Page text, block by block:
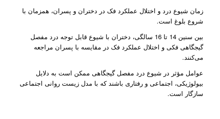
زمان شیوع درد و اختلال عملکرد فک در دختران و پسران، همزمان با
شروع بلوغ است.
بین سنین 14 تا 16 سالگی، دختران با شیوع قابل توجه درد مفصل
گیجگاهی فکی و اختلال عملکرد فک در مقایسه با پسران مراجعه
می‌کنند.
عوامل مؤثر در شیوع درد مفصل گیجگاهی ممکن است به دلایل
بیولوژیکی، اجتماعی و رفتاری باشند که با مدل زیست روانی اجتماعی
سازگار است.